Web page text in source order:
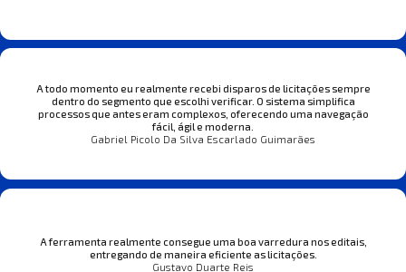
A todo momento eu realmente recebi disparos de licitações sempre
dentro do segmento que escolhi verificar. O sistema simplifica
processos que antes eram complexos, oferecendo uma navegação
fácil, ágil e moderna.
Gabriel Picolo Da Silva Escarlado Guimarães
A ferramenta realmente consegue uma boa varredura nos editais,
entregando de maneira eficiente as licitações.
Gustavo Duarte Reis